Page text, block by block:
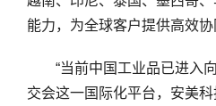
能力，为全球客户提供高效
“当前中国工业品已进入向
交会这一国际化平台，安美